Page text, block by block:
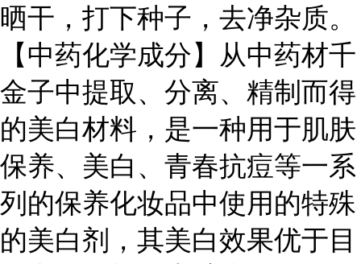
晒干，打下种子，去净杂质。
【中药化学成分】从中药材千
金子中提取、分离、精制而得
的美白材料，是一种用于肌肤
保养、美白、青春抗痘等一系
列的保养化妆品中使用的特殊
的美白剂，其美白效果优于目